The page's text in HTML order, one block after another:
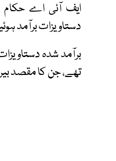
ایف آئی اے حکام
دستاویزات برآمد
برآمد شدہ
تھے، جن کا مقصد